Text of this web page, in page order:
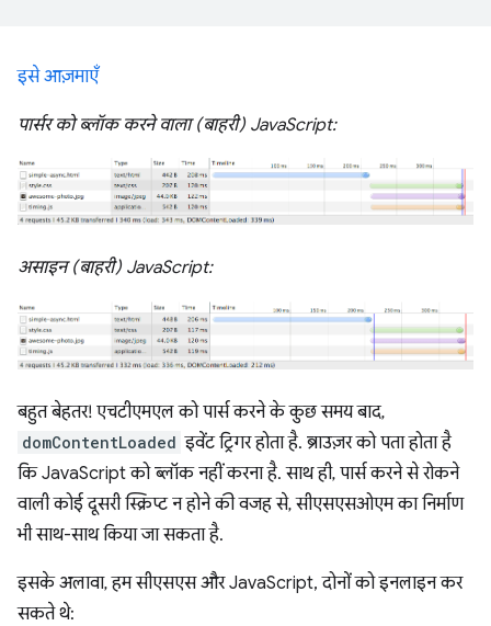
इसे आज़माएँ
पार्सर को ब्लॉक करने वाला (बाहरी) JavaScript:
असाइन (बाहरी) JavaScript:
बहुत बेहतर! एचटीएमएल को पार्स करने के कुछ समय बाद,
domContentLoaded इवेंट ट्रिगर होता है. ब्राउज़र को पता होता है
कि JavaScript को ब्लॉक नहीं करना है. साथ ही, पार्स करने से रोकने
वाली कोई दूसरी स्क्रिप्ट न होने की वजह से, सीएसएसओएम का निर्माण
भी साथ-साथ किया जा सकता है.
इसके अलावा, हम सीएसएस और JavaScript, दोनों को इनलाइन कर
सकते थे: